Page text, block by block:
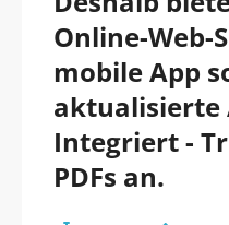
Online-Web-
mobile App
aktualisierte
Integriert -
PDFs an.